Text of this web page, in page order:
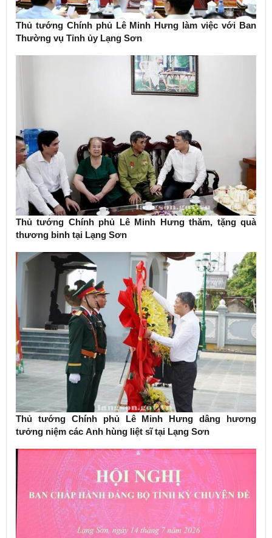
Thủ tướng Chính phủ Lê Minh Hưng làm việc với Ban
Thường vụ Tỉnh ủy Lạng Sơn
Thủ tướng Chính phủ Lê Minh Hưng thăm, tặng quà
thương binh tại Lạng Sơn
Thủ tướng Chính phủ Lê Minh Hưng dâng hương
tưởng niệm các Anh hùng liệt sĩ tại Lạng Sơn